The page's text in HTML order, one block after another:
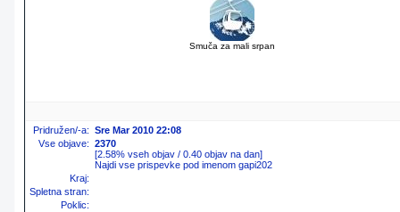
Smuča za mali srpan
Pridružen/-a: Sre Mar 2010 22:08
Vse objave: 2370
[2.58% vseh objav / 0.40 objav na dan]
Najdi vse prispevke pod imenom gapi202
Kraj:
Spletna stran:
Poklic: